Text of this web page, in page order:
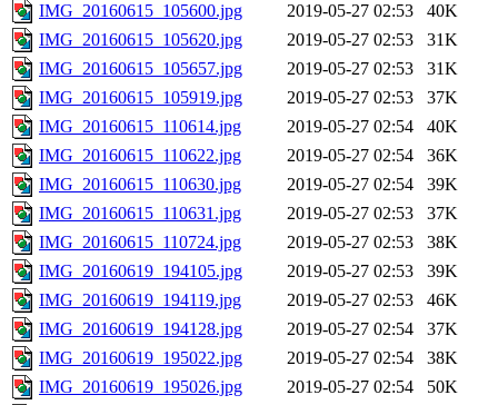
IMG_20160615_105600.jpg
2019-05-27 02:53
40K
IMG_20160615_105620.jpg
2019-05-27 02:53
31K
IMG_20160615_105657.jpg
2019-05-27 02:53
31K
IMG_20160615_105919.jpg
2019-05-27 02:53
37K
IMG_20160615_110614.jpg
2019-05-27 02:54
40K
IMG_20160615_110622.jpg
2019-05-27 02:54
36K
IMG_20160615_110630.jpg
2019-05-27 02:54
39K
IMG_20160615_110631.jpg
2019-05-27 02:53
37K
IMG_20160615_110724.jpg
2019-05-27 02:53
38K
IMG_20160619_194105.jpg
2019-05-27 02:53
39K
IMG_20160619_194119.jpg
2019-05-27 02:53
46K
IMG_20160619_194128.jpg
2019-05-27 02:54
37K
IMG_20160619_195022.jpg
2019-05-27 02:54
38K
IMG_20160619_195026.jpg
2019-05-27 02:54
50K